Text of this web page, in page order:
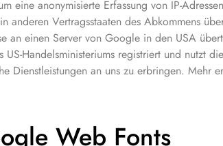
anonymisierte Erfassung von IP-
Vertragsstaaten des Abkommens
an einen Server von Google in den USA
Handelsministeriums registriert und nutzt
Dienstleistungen an uns zu erbringen. Mehr
Web Fonts